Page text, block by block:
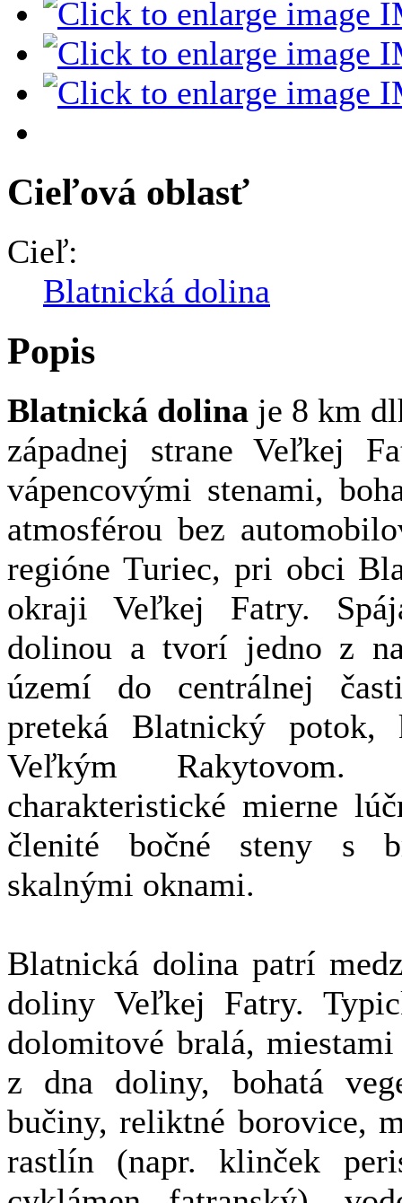
Cieľová oblasť
Cieľ:
Blatnická dolina
Popis
Blatnická dolina je 8 km
západnej strane Veľkej
vápencovými stenami,
atmosférou bez
regióne Turiec, pri obci
okraji Veľkej Fatry.
dolinou a tvorí jedno z
území do centrálnej
preteká Blatnický potok,
Veľkým
charakteristické mierne
členité bočné steny s
skalnými oknami.
Blatnická dolina patrí
doliny Veľkej Fatry.
dolomitové bralá,
z dna doliny, bohatá
bučiny, reliktné borovice,
rastlín (napr. klinček